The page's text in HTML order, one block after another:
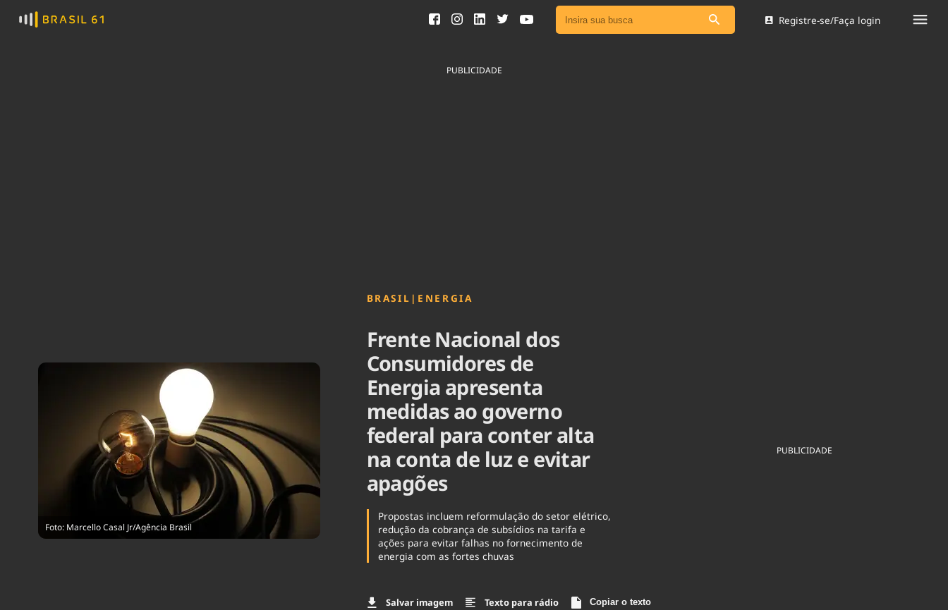
Ver todas as notícias
Registre-se/Faça login
PUBLICIDADE
Foto: Marcello Casal Jr/Agência Brasil
BRASIL | ENERGIA
Frente Nacional dos
Consumidores de
Energia apresenta
medidas ao governo
federal para conter alta
na conta de luz e evitar
apagões
Propostas incluem reformulação do setor elétrico,
redução da cobrança de subsídios na tarifa e
ações para evitar falhas no fornecimento de
energia com as fortes chuvas
Salvar imagem Texto para rádio Copiar o texto
PUBLICIDADE